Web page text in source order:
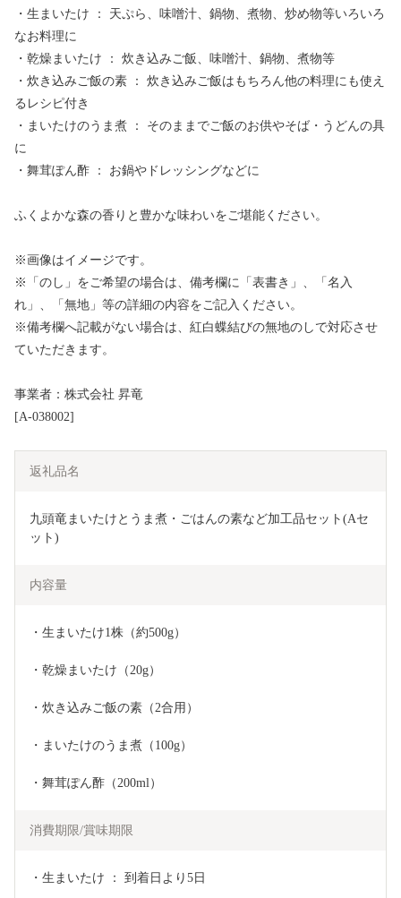
・生まいたけ ： 天ぷら、味噌汁、鍋物、煮物、炒め物等いろいろ
なお料理に
・乾燥まいたけ ： 炊き込みご飯、味噌汁、鍋物、煮物等
・炊き込みご飯の素 ： 炊き込みご飯はもちろん他の料理にも使え
るレシピ付き
・まいたけのうま煮 ： そのままでご飯のお供やそば・うどんの具
に
・舞茸ぽん酢 ： お鍋やドレッシングなどに
ふくよかな森の香りと豊かな味わいをご堪能ください。
※画像はイメージです。
※「のし」をご希望の場合は、備考欄に「表書き」、「名入
れ」、「無地」等の詳細の内容をご記入ください。
※備考欄へ記載がない場合は、紅白蝶結びの無地のしで対応させ
ていただきます。
事業者：株式会社 昇竜
[A-038002]
返礼品名
九頭竜まいたけとうま煮・ごはんの素など加工品セット(Aセ
ット)
内容量
・生まいたけ1株（約500g）
・乾燥まいたけ（20g）
・炊き込みご飯の素（2合用）
・まいたけのうま煮（100g）
・舞茸ぽん酢（200ml）
消費期限/賞味期限
・生まいたけ ： 到着日より5日